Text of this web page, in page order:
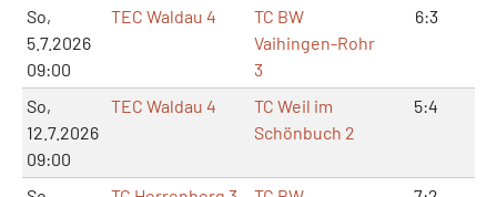
So,
5.7.2026
09:00
TEC Waldau 4
TC BW
Vaihingen-Rohr
3
6:3
So,
12.7.2026
09:00
TEC Waldau 4
TC Weil im
Schönbuch 2
5:4